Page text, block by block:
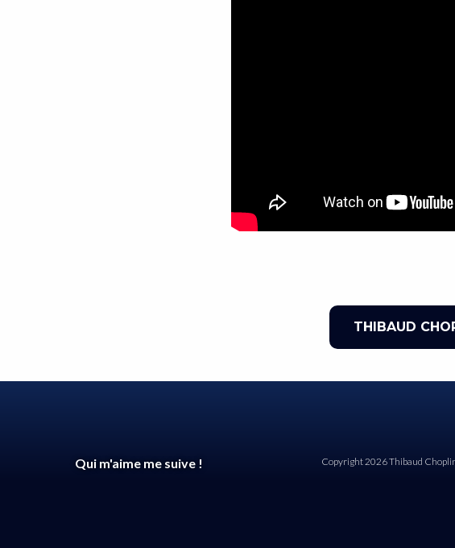
THIBAUD
Qui m'aime me suive ! Copyright 2026 Thibaud